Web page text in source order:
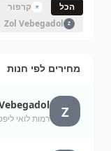
הכל קרפור
Z
Zol Vebegadol
מחירים לפי חנות
Z רמות לואי